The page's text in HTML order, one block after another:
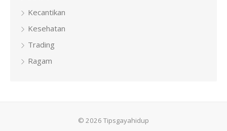
Kecantikan
Kesehatan
Trading
Ragam
© 2026 Tipsgayahidup